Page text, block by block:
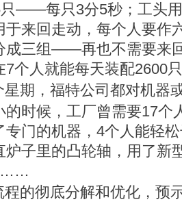
——每只3分5秒；工头
于来回走动，每个人要作
成三组——再也不需要来
个人就能每天装配2600
星期，福特公司都对机器
的时候，工厂曾需要17个
专门的机器，4个人能轻
炉子里的凸轮轴，用了新
……
程的彻底分解和优化，预